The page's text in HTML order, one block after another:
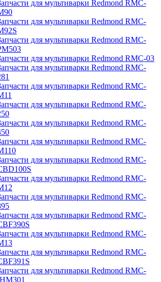
для мультиварки Redmond RMC-
для мультиварки Redmond RMC-
для мультиварки Redmond RMC-
для мультиварки Redmond RMC-03
для мультиварки Redmond RMC-
для мультиварки Redmond RMC-
для мультиварки Redmond RMC-
для мультиварки Redmond RMC-
для мультиварки Redmond RMC-
для мультиварки Redmond RMC-
для мультиварки Redmond RMC-
для мультиварки Redmond RMC-
для мультиварки Redmond RMC-
для мультиварки Redmond RMC-
для мультиварки Redmond RMC-
для мультиварки Redmond RMC-